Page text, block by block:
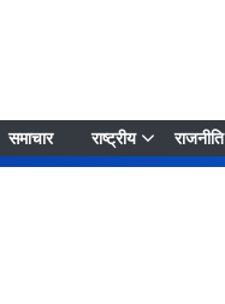
समाचार राष्ट्रीय राजनीति